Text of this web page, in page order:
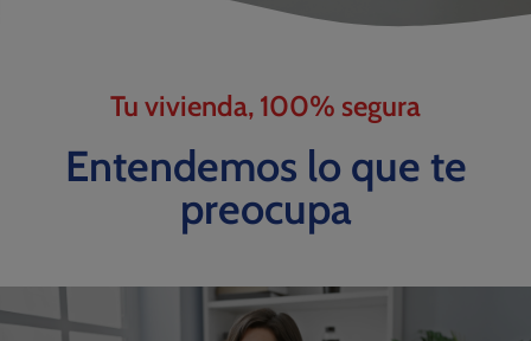
Tu vivienda, 100% segura
Entendemos lo que te
preocupa